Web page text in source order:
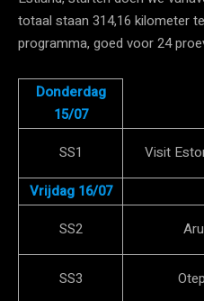
totaal staan 314,16 kilometer
programma, goed voor 24
Donderdag
15/07
SS1
Visit
Vrijdag 16/07
SS2
SS3